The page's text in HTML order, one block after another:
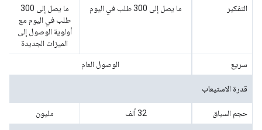
التفكير ما يصل إلى 300 طلب في اليوم
ما يصل إلى 300
طلب في اليوم مع
أولوية الوصول إلى
الميزات الجديدة
سريع الوصول العام
قدرة الاستيعاب
حجم السياق ‫32 ألف مليون